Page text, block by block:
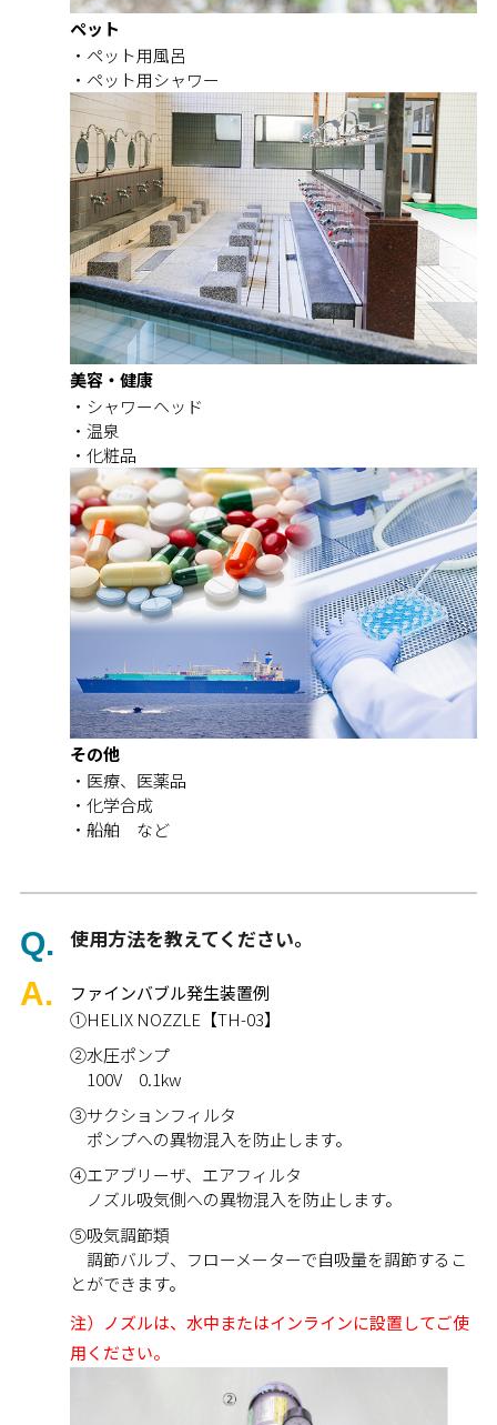
ペット
ペット用風呂
ペット用シャワー
美容・健康
シャワーヘッド
温泉
化粧品
その他
医療、医薬品
化学合成
船舶 など
使用方法を教えてください。
ファインバブル発生装置例
①HELIX NOZZLE【TH-03】
②水圧ポンプ
100V 0.1kw
③サクションフィルタ
ポンプへの異物混入を防止します。
④エアブリーザ、エアフィルタ
ノズル吸気側への異物混入を防止します。
⑤吸気調節類
調節バルブ、フローメーターで自吸量を調節するこ
とができます。
注）ノズルは、水中またはインラインに設置してご使
用ください。